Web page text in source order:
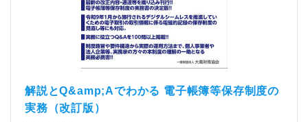
解説とQ&amp;Aでわかる 電子帳簿等保存制度の
実務（改訂版）